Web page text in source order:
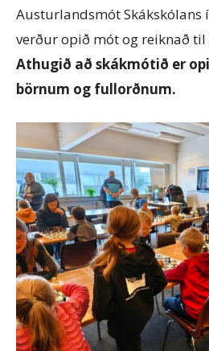
Austurlandsmót Skákskólans
verður opið mót og reiknað til
Athugið að skákmótið er
börnum og fullorðnum.